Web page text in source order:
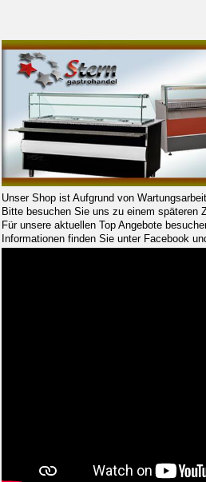
Unser Shop ist Aufgrund von
Bitte besuchen Sie uns zu einem späteren
Für unsere aktuellen Top Angebote
Informationen finden Sie unter Facebook